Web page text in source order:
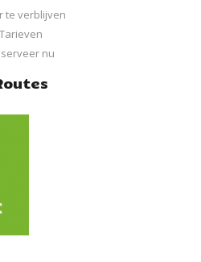
te verblijven
Tarieven
nu